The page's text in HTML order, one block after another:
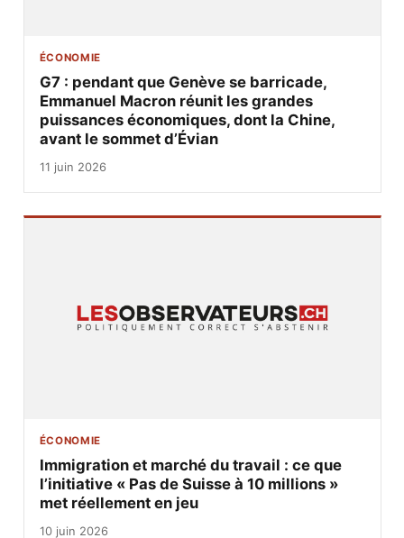
ÉCONOMIE
G7 : pendant que Genève se barricade,
Emmanuel Macron réunit les grandes
puissances économiques, dont la Chine,
avant le sommet d’Évian
11 juin 2026
ÉCONOMIE
Immigration et marché du travail : ce que
l’initiative « Pas de Suisse à 10 millions »
met réellement en jeu
10 juin 2026